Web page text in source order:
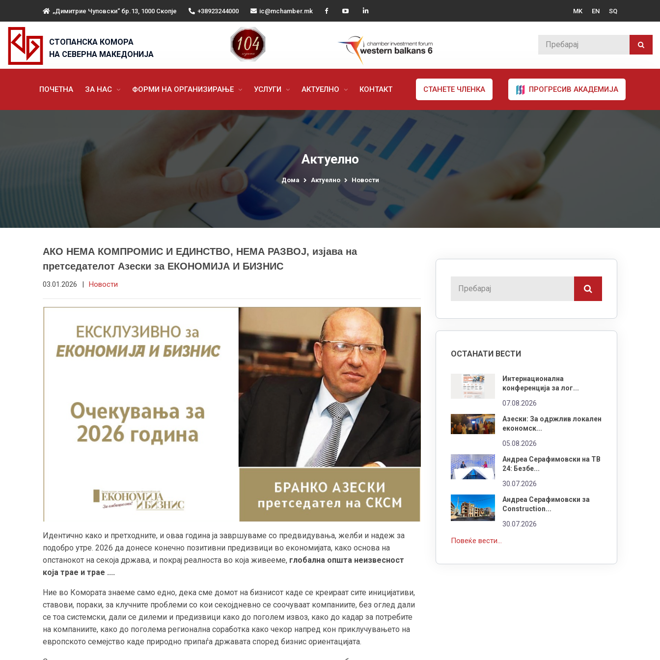
„Димитрие Чуповски“ бр.13, 1000 Скопје +38923244000 ic@mchamber.mk MK EN SQ
СТОПАНСКА КОМОРА
НА СЕВЕРНА МАКЕДОНИЈА
ПОЧЕТНА ЗА НАС ФОРМИ НА ОРГАНИЗИРАЊЕ УСЛУГИ АКТУЕЛНО КОНТАКТ СТАНЕТЕ ЧЛЕНКА ПРОГРЕСИВ АКАДЕМИЈА
Актуелно
Дома Актуелно Новости
АКО НЕМА КОМПРОМИС И ЕДИНСТВО, НЕМА РАЗВОЈ, изјава на
претседателот Азески за ЕКОНОМИЈА И БИЗНИС
03.01.2026 | Новости
Идентично како и претходните, и оваа година ја завршуваме со предвидувања, желби и надеж за
подобро утре. 2026 да донесе конечно позитивни предизвици во економијата, како основа на
опстанокот на секоја држава, и покрај реалноста во која живееме, глобална општа неизвесност
која трае и трае ....
Ние во Комората знаеме само едно, дека сме домот на бизнисот каде се креираат сите иницијативи,
ставови, пораки, за клучните проблеми со кои секојдневно се соочуваат компаниите, без оглед дали
се тоа системски, дали се дилеми и предизвици како до поголем извоз, како до кадар за потребите
на компаниите, како до поголема регионална соработка како чекор напред кон приклучувањето на
европското семејство каде природно припаѓа државата според бизнис ориентацијата.
ОСТАНАТИ ВЕСТИ
Интернационална
конференција за лог...
07.08.2026
Азески: За одржлив локален
економск...
05.08.2026
Андреа Серафимовски на ТВ
24: Безбе...
30.07.2026
Андреа Серафимовски за
Construction...
30.07.2026
Повеќе вести...